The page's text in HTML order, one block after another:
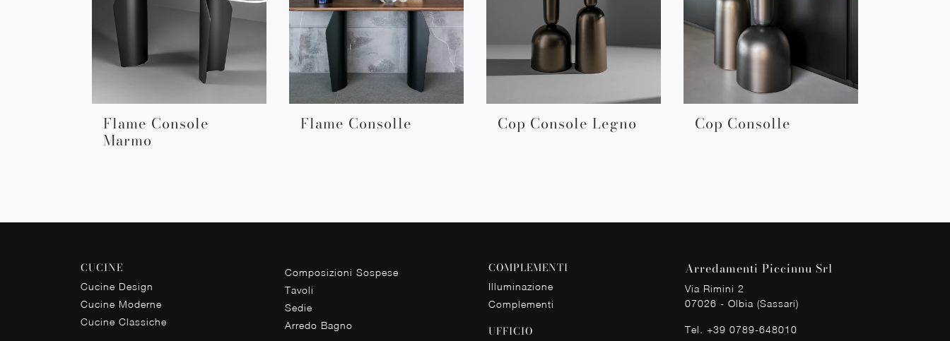
Flame Console
Marmo
Flame Consolle Cop Console Legno Cop Consolle
CUCINE
Cucine Design
Cucine Moderne
Cucine Classiche
Composizioni Sospese
Tavoli
Sedie
Arredo Bagno
COMPLEMENTI
Illuminazione
Complementi
UFFICIO
Arredamenti Piccinnu Srl
Via Rimini 2
07026 - Olbia (Sassari)
Tel. +39 0789-648010